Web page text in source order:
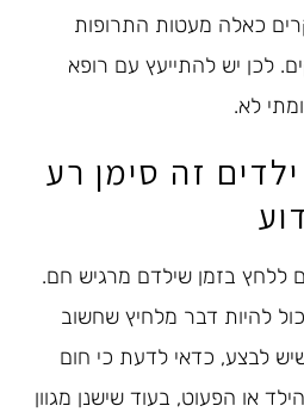
כאלה מעטות התרופות
לכן יש להתייעץ עם רופא
לא.
זה סימן רע
ללחץ בזמן שילדם מרגיש חם.
להיות דבר מלחיץ שחשוב
לבצע, כדאי לדעת כי חום
או הפעוט, בעוד שישנן מגוון